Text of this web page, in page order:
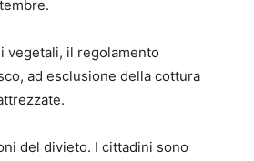
vegetali, il regolamento
ad esclusione della cottura
del divieto. I cittadini sono